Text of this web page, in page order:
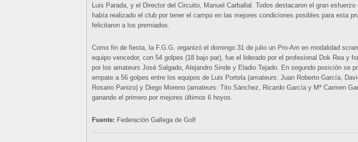
Luis Parada, y el Director del Circuito, Manuel Carballal. Todos destacaron el gran esfuerzo
había realizado el club por tener el campo en las mejores condiciones posibles para esta
felicitaron a los premiados.
Como fin de fiesta, la F.G.G. organizó el domingo 31 de julio un Pro-Am en modalidad
equipo vencedor, con 54 golpes (18 bajo par), fue el liderado por el profesional Dok Rea y
por los amateurs José Salgado, Alejandro Sinde y Eladio Tejado. En segundo posición se
empate a 56 golpes entre los equipos de Luis Portela (amateurs: Juan Roberto García,
Rosario Panizo) y Diego Moreno (amateurs: Tito Sánchez, Ricardo García y Mª Carmen
ganando el primero por mejores últimos 6 hoyos.
Fuente: Federación Gallega de Golf